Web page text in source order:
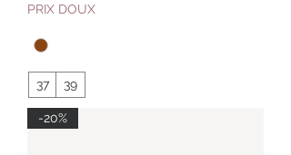
PRIX DOUX
37 39
-20%